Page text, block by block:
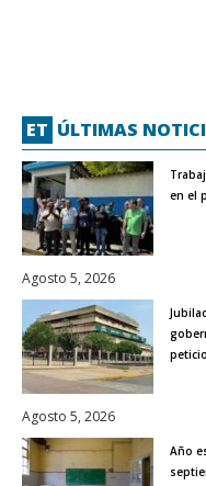
ET ÚLTIMAS
en el
Agosto 5, 2026
Agosto 5, 2026
Año